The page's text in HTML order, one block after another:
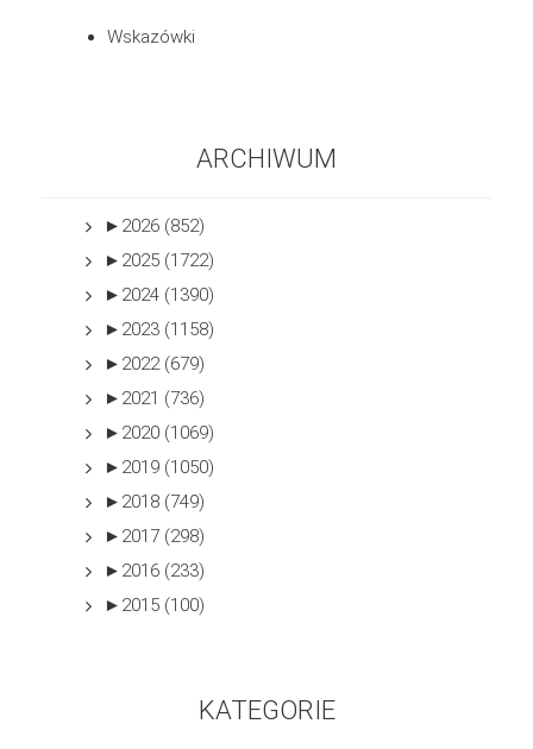
Wskazówki
ARCHIWUM
► 2026 (852)
► 2025 (1722)
► 2024 (1390)
► 2023 (1158)
► 2022 (679)
► 2021 (736)
► 2020 (1069)
► 2019 (1050)
► 2018 (749)
► 2017 (298)
► 2016 (233)
► 2015 (100)
KATEGORIE